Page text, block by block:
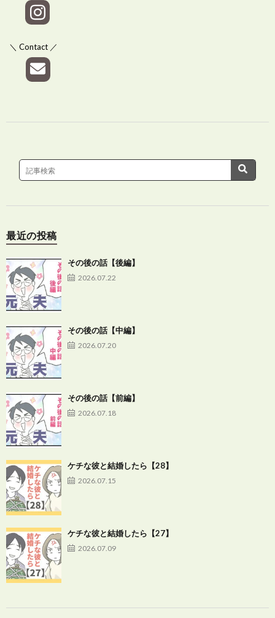
＼ Contact ／
最近の投稿
その後の話【後編】
2026.07.22
その後の話【中編】
2026.07.20
その後の話【前編】
2026.07.18
ケチな彼と結婚したら【28】
2026.07.15
ケチな彼と結婚したら【27】
2026.07.09